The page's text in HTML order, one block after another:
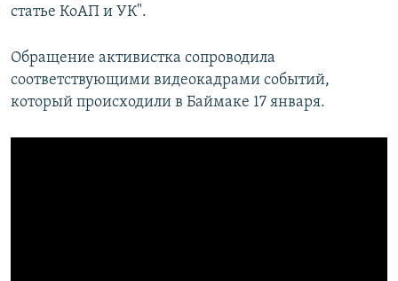
статье КоАП и УК".
Обращение активистка сопроводила
соответствующими видеокадрами событий,
который происходили в Баймаке 17 января.